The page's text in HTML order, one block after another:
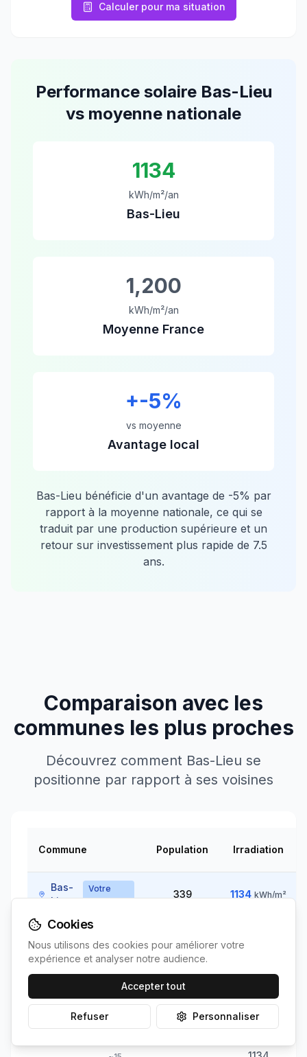
Calculer pour ma situation
Performance solaire Bas-Lieu
vs moyenne nationale
1134
kWh/m²/an
Bas-Lieu
1,200
kWh/m²/an
Moyenne France
+-5%
vs moyenne
Avantage local
Bas-Lieu bénéficie d'un avantage de -5% par
rapport à la moyenne nationale, ce qui se
traduit par une production supérieure et un
retour sur investissement plus rapide de 7.5
ans.
Comparaison avec les
communes les plus proches
Découvrez comment Bas-Lieu se
positionne par rapport à ses voisines
Commune Population Irradiation
Bas-
Lieu
Votre
commune
339 1134 kWh/m²
Avesnes-sur-
Helpe
km
4118
↘
Beugnies ~10km 611
1130
↗
Cookies
Nous utilisons des cookies pour améliorer votre
expérience et analyser notre audience.
Accepter tout
Refuser Personnaliser